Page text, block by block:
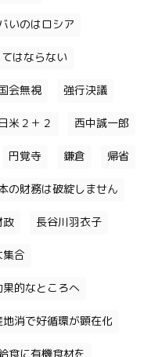
いのはロシア
はならない
会無視 強行決議
日米２＋２ 西中誠一郎
円覚寺 鎌倉 帰省
の財務は破綻しません
政 長谷川羽衣子
合
的なところへ
地消で好循環が顕在化